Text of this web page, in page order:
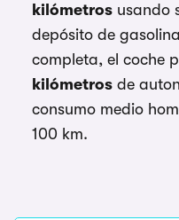
kilómetros usando
depósito de
completa, el coche
kilómetros de
consumo medio
100 km.